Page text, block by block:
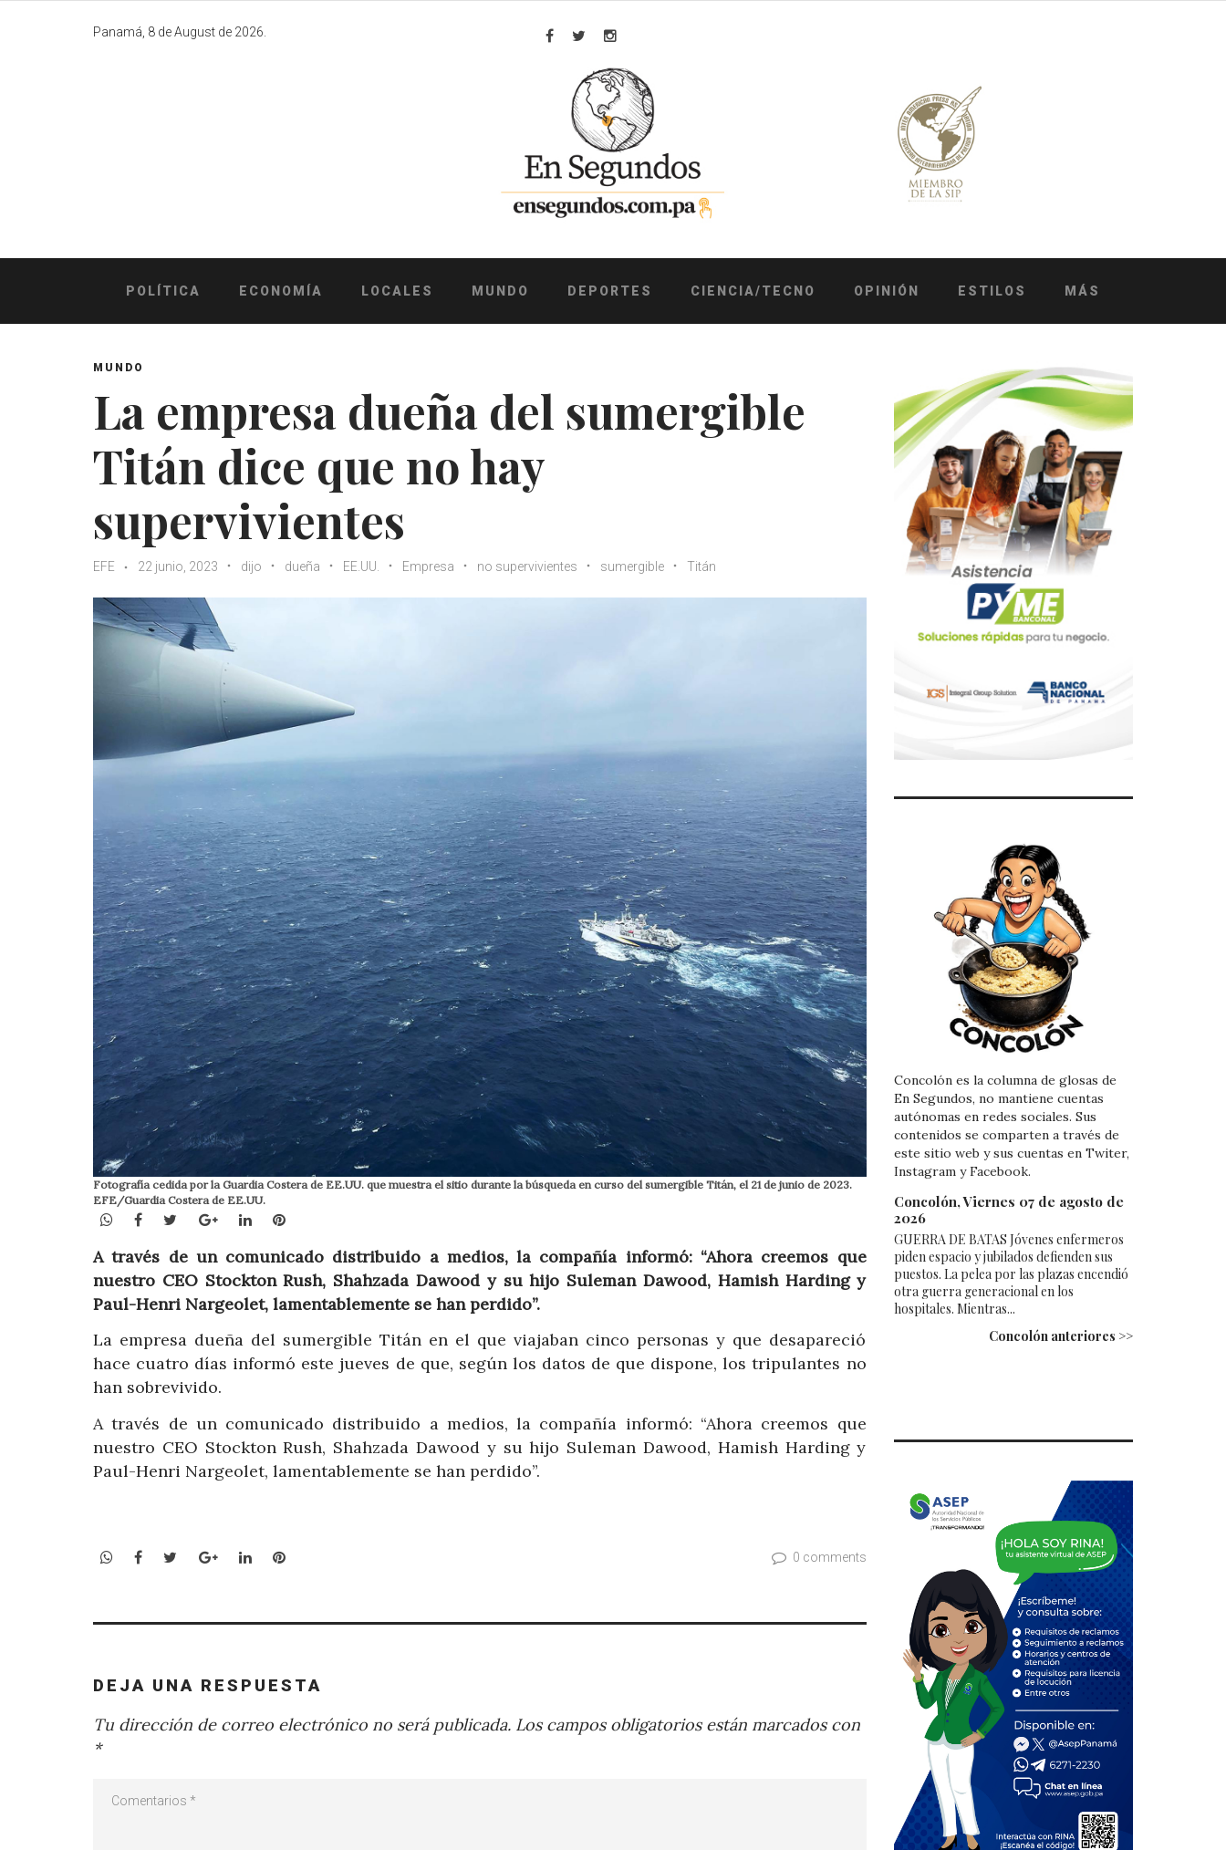
Panamá, 8 de August de 2026.
Facebook
TwitterInstagram
POLÍTICA ECONOMÍA LOCALES MUNDO DEPORTES CIENCIA/TECNO OPINIÓN ESTILOS MÁS
MUNDO
La empresa dueña del sumergible
Titán dice que no hay
supervivientes
EFE 22 junio, 2023 dijo dueña EE.UU. Empresa no supervivientes sumergible Titán
Fotografía cedida por la Guardia Costera de EE.UU. que muestra el sitio durante la búsqueda en curso del sumergible Titán, el 21 de junio de 2023.
EFE/Guardia Costera de EE.UU.
WhatsApp
Facebook
TwitterGoogle+LinkedInPinterest
A través de un comunicado distribuido a medios, la compañía informó: “Ahora creemos que
nuestro CEO Stockton Rush, Shahzada Dawood y su hijo Suleman Dawood, Hamish Harding y
Paul-Henri Nargeolet, lamentablemente se han perdido”.
La empresa dueña del sumergible Titán en el que viajaban cinco personas y que desapareció
hace cuatro días informó este jueves de que, según los datos de que dispone, los tripulantes no
han sobrevivido.
A través de un comunicado distribuido a medios, la compañía informó: “Ahora creemos que
nuestro CEO Stockton Rush, Shahzada Dawood y su hijo Suleman Dawood, Hamish Harding y
Paul-Henri Nargeolet, lamentablemente se han perdido”.
WhatsApp
Facebook
TwitterGoogle+LinkedInPinterest 0 comments
DEJA UNA RESPUESTA
Tu dirección de correo electrónico no será publicada. Los campos obligatorios están marcados con
*
Concolón es la columna de glosas de
En Segundos, no mantiene cuentas
autónomas en redes sociales. Sus
contenidos se comparten a través de
este sitio web y sus cuentas en Twiter,
Instagram y Facebook.
Concolón, Viernes 07 de agosto de
2026
GUERRA DE BATAS Jóvenes enfermeros
piden espacio y jubilados defienden sus
puestos. La pelea por las plazas encendió
otra guerra generacional en los
hospitales. Mientras...
Concolón anteriores >>